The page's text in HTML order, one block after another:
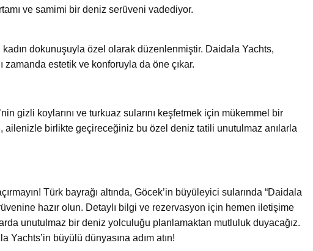
ve samimi bir deniz serüveni vadediyor.
dokunuşuyla özel olarak düzenlenmiştir. Daidala Yachts,
estetik ve konforuyla da öne çıkar.
gizli koylarını ve turkuaz sularını keşfetmek için mükemmel bir
ailenizle birlikte geçireceğiniz bu özel deniz tatili unutulmaz anılarla
Türk bayrağı altında, Göcek’in büyüleyici sularında “Daidala
hazır olun. Detaylı bilgi ve rezervasyon için hemen iletişime
unutulmaz bir deniz yolculuğu planlamaktan mutluluk duyacağız.
Yachts’in büyülü dünyasına adım atın!